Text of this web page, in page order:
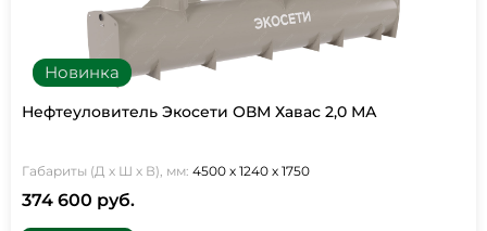
Новинка
Нефтеуловитель Экосети ОВМ Хавас 2,0 МА
Габариты (Д х Ш х В), мм: 4500 х 1240 х 1750
374 600 руб.